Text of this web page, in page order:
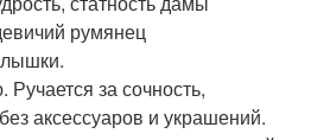
румянец
за сочность,
аксессуаров и украшений.